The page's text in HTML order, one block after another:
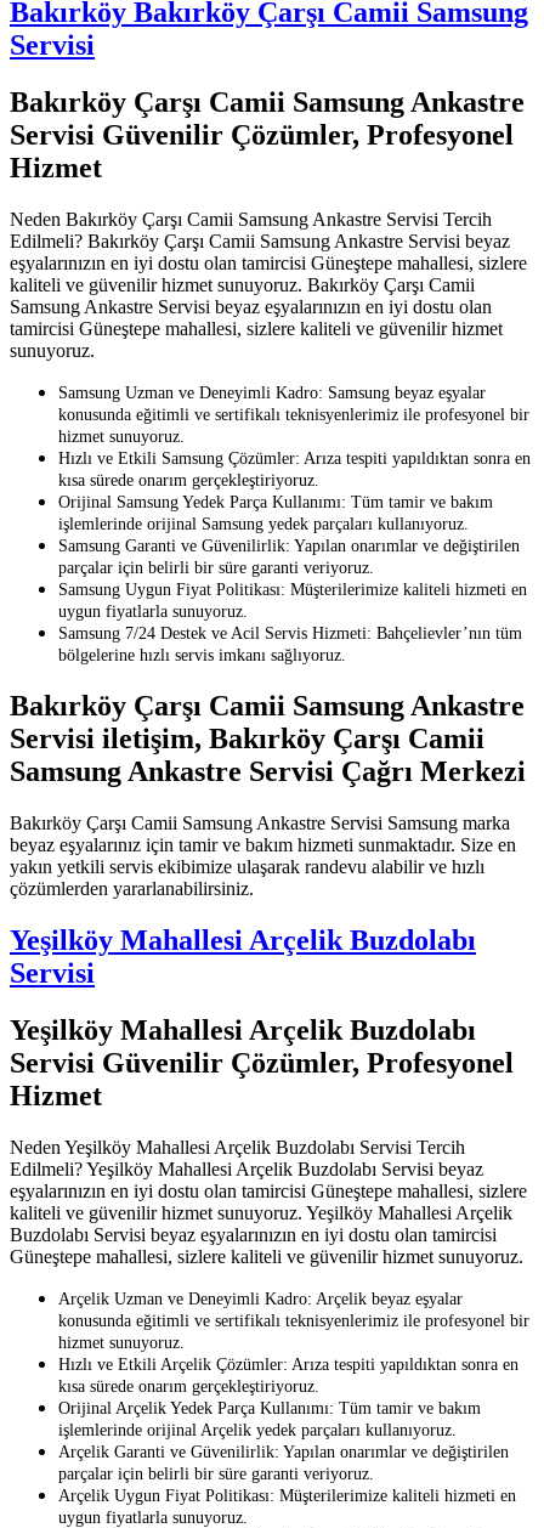
Bakırköy Bakırköy Çarşı Camii Samsung
Servisi
Bakırköy Çarşı Camii Samsung Ankastre
Servisi Güvenilir Çözümler, Profesyonel
Hizmet
Neden Bakırköy Çarşı Camii Samsung Ankastre Servisi Tercih
Edilmeli? Bakırköy Çarşı Camii Samsung Ankastre Servisi beyaz
eşyalarınızın en iyi dostu olan tamircisi Güneştepe mahallesi, sizlere
kaliteli ve güvenilir hizmet sunuyoruz. Bakırköy Çarşı Camii
Samsung Ankastre Servisi beyaz eşyalarınızın en iyi dostu olan
tamircisi Güneştepe mahallesi, sizlere kaliteli ve güvenilir hizmet
sunuyoruz.
Samsung Uzman ve Deneyimli Kadro: Samsung beyaz eşyalar
konusunda eğitimli ve sertifikalı teknisyenlerimiz ile profesyonel bir
hizmet sunuyoruz.
Hızlı ve Etkili Samsung Çözümler: Arıza tespiti yapıldıktan sonra en
kısa sürede onarım gerçekleştiriyoruz.
Orijinal Samsung Yedek Parça Kullanımı: Tüm tamir ve bakım
işlemlerinde orijinal Samsung yedek parçaları kullanıyoruz.
Samsung Garanti ve Güvenilirlik: Yapılan onarımlar ve değiştirilen
parçalar için belirli bir süre garanti veriyoruz.
Samsung Uygun Fiyat Politikası: Müşterilerimize kaliteli hizmeti en
uygun fiyatlarla sunuyoruz.
Samsung 7/24 Destek ve Acil Servis Hizmeti: Bahçelievler’nın tüm
bölgelerine hızlı servis imkanı sağlıyoruz.
Bakırköy Çarşı Camii Samsung Ankastre
Servisi iletişim, Bakırköy Çarşı Camii
Samsung Ankastre Servisi Çağrı Merkezi
Bakırköy Çarşı Camii Samsung Ankastre Servisi Samsung marka
beyaz eşyalarınız için tamir ve bakım hizmeti sunmaktadır. Size en
yakın yetkili servis ekibimize ulaşarak randevu alabilir ve hızlı
çözümlerden yararlanabilirsiniz.
Yeşilköy Mahallesi Arçelik Buzdolabı
Servisi
Yeşilköy Mahallesi Arçelik Buzdolabı
Servisi Güvenilir Çözümler, Profesyonel
Hizmet
Neden Yeşilköy Mahallesi Arçelik Buzdolabı Servisi Tercih
Edilmeli? Yeşilköy Mahallesi Arçelik Buzdolabı Servisi beyaz
eşyalarınızın en iyi dostu olan tamircisi Güneştepe mahallesi, sizlere
kaliteli ve güvenilir hizmet sunuyoruz. Yeşilköy Mahallesi Arçelik
Buzdolabı Servisi beyaz eşyalarınızın en iyi dostu olan tamircisi
Güneştepe mahallesi, sizlere kaliteli ve güvenilir hizmet sunuyoruz.
Arçelik Uzman ve Deneyimli Kadro: Arçelik beyaz eşyalar
konusunda eğitimli ve sertifikalı teknisyenlerimiz ile profesyonel bir
hizmet sunuyoruz.
Hızlı ve Etkili Arçelik Çözümler: Arıza tespiti yapıldıktan sonra en
kısa sürede onarım gerçekleştiriyoruz.
Orijinal Arçelik Yedek Parça Kullanımı: Tüm tamir ve bakım
işlemlerinde orijinal Arçelik yedek parçaları kullanıyoruz.
Arçelik Garanti ve Güvenilirlik: Yapılan onarımlar ve değiştirilen
parçalar için belirli bir süre garanti veriyoruz.
Arçelik Uygun Fiyat Politikası: Müşterilerimize kaliteli hizmeti en
uygun fiyatlarla sunuyoruz.